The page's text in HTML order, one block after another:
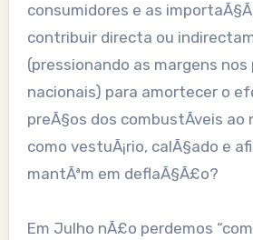
consumidores e as
contribuir directa ou
(pressionando as margens
nacionais) para amortecer o
preÃ§os dos combustÃ­veis ao
como vestuÃ¡rio, calÃ§ado e
mantÃªm em deflaÃ§Ã£o?
Em Julho nÃ£o perdemos